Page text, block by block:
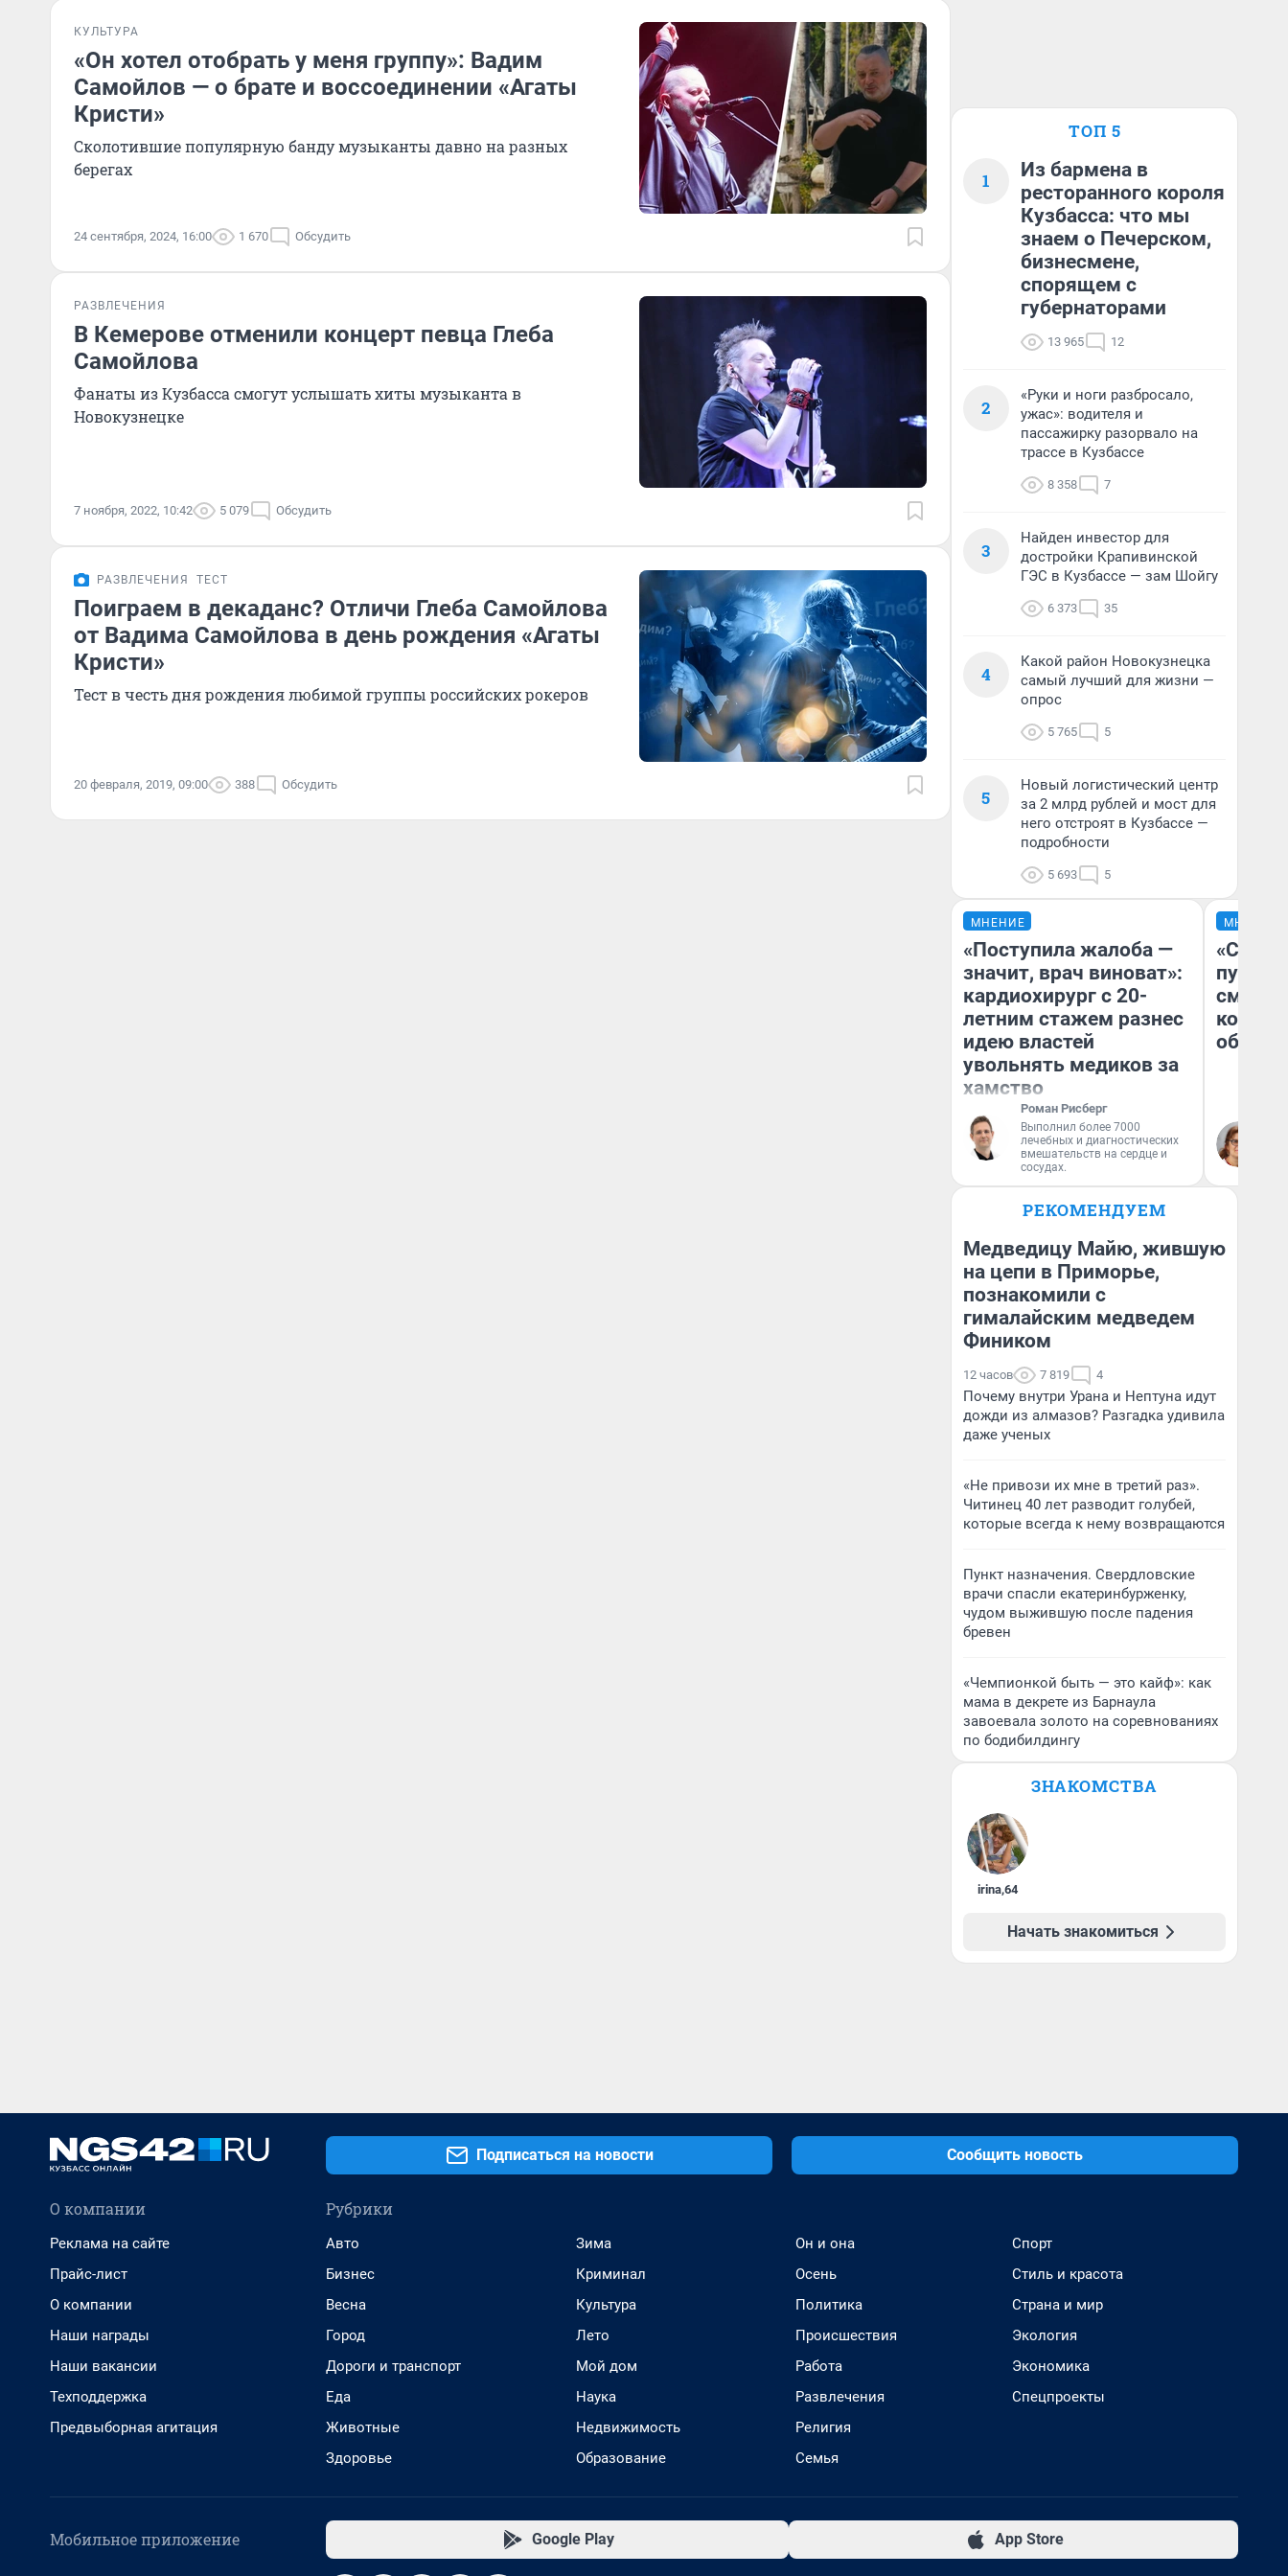
КУЛЬТУРА
«Он хотел отобрать у меня группу»: Вадим
Самойлов — о брате и воссоединении «Агаты
Кристи»
Сколотившие популярную банду музыканты давно на разных
берегах
24 сентября, 2024, 16:00 1 670 Обсудить
РАЗВЛЕЧЕНИЯ
В Кемерове отменили концерт певца Глеба
Самойлова
Фанаты из Кузбасса смогут услышать хиты музыканта в
Новокузнецке
7 ноября, 2022, 10:42 5 079 Обсудить
РАЗВЛЕЧЕНИЯ ТЕСТ
Поиграем в декаданс? Отличи Глеба Самойлова
от Вадима Самойлова в день рождения «Агаты
Кристи»
Тест в честь дня рождения любимой группы российских рокеров
20 февраля, 2019, 09:00 388 Обсудить
ТОП 5
1
Из бармена в
ресторанного короля
Кузбасса: что мы
знаем о Печерском,
бизнесмене,
спорящем с
губернаторами
13 965 12
2
«Руки и ноги разбросало,
ужас»: водителя и
пассажирку разорвало на
трассе в Кузбассе
8 358 7
3
Найден инвестор для
достройки Крапивинской
ГЭС в Кузбассе — зам Шойгу
6 373 35
4
Какой район Новокузнецка
самый лучший для жизни —
опрос
5 765 5
5
Новый логистический центр
за 2 млрд рублей и мост для
него отстроят в Кузбассе —
подробности
5 693 5
МНЕНИЕ
«Поступила жалоба —
значит, врач виноват»:
кардиохирург с 20-
летним стажем разнес
идею властей
увольнять медиков за
хамство
Роман Рисберг
Выполнил более 7000
лечебных и диагностических
вмешательств на сердце и
сосудах.
МНЕНИЕ
РЕКОМЕНДУЕМ
Медведицу Майю, жившую
на цепи в Приморье,
познакомили с
гималайским медведем
Фиником
12 часов 7 819 4
Почему внутри Урана и Нептуна идут
дожди из алмазов? Разгадка удивила
даже ученых
«Не привози их мне в третий раз».
Читинец 40 лет разводит голубей,
которые всегда к нему возвращаются
Пункт назначения. Свердловские
врачи спасли екатеринбурженку,
чудом выжившую после падения
бревен
«Чемпионкой быть — это кайф»: как
мама в декрете из Барнаула
завоевала золото на соревнованиях
по бодибилдингу
ЗНАКОМСТВА
irina,64
Начать знакомиться
Подписаться на новости Сообщить новость
О компании
Реклама на сайте
Прайс-лист
О компании
Наши награды
Наши вакансии
Техподдержка
Предвыборная агитация
Рубрики
Авто
Бизнес
Весна
Город
Дороги и транспорт
Еда
Животные
Здоровье
Зима
Криминал
Культура
Лето
Мой дом
Наука
Недвижимость
Образование
Он и она
Осень
Политика
Происшествия
Работа
Развлечения
Религия
Семья
Спорт
Стиль и красота
Страна и мир
Экология
Экономика
Спецпроекты
Мобильное приложение Google Play App Store